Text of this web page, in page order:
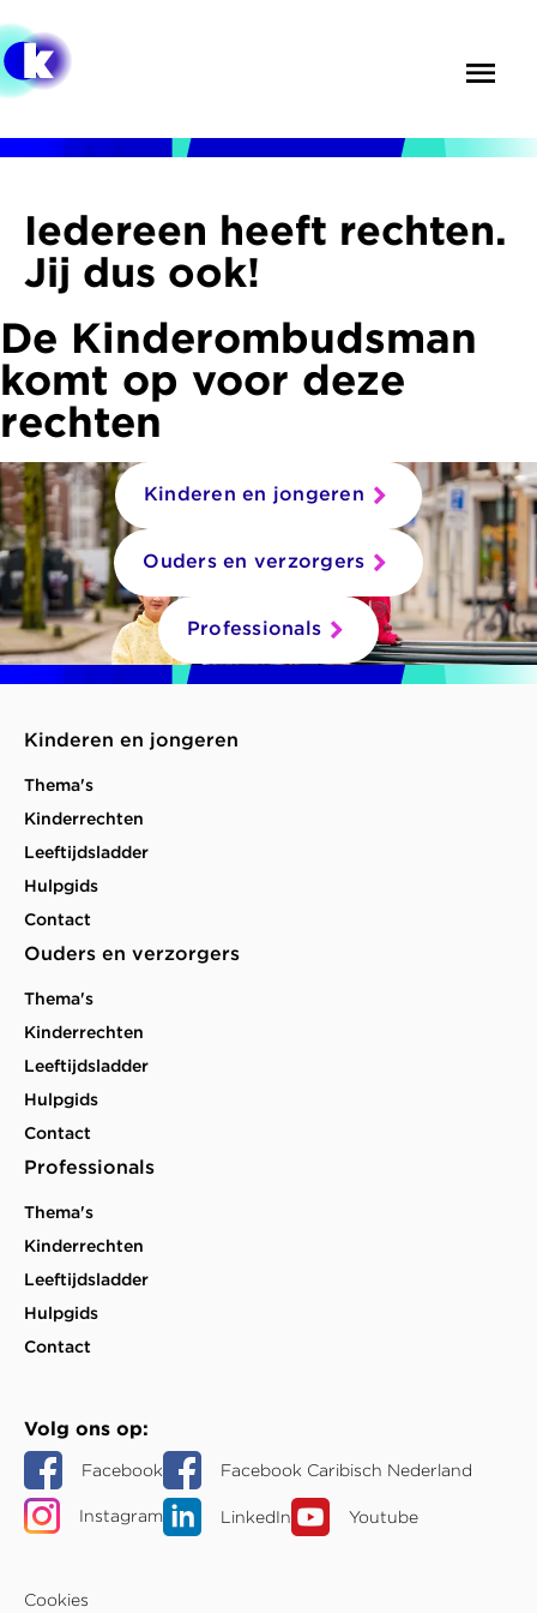
en
naar
inhoud
Iedereen heeft rechten.
Jij dus ook!
De Kinderombudsman
komt op voor deze
rechten
Kinderen en jongeren
Ouders en verzorgers
Professionals
Kinderen en jongeren
Thema's
Kinderrechten
Leeftijdsladder
Hulpgids
Contact
Ouders en verzorgers
Thema's
Kinderrechten
Leeftijdsladder
Hulpgids
Contact
Professionals
Thema's
Kinderrechten
Leeftijdsladder
Hulpgids
Contact
Volg ons op
Facebook Facebook Caribisch Nederland
Instagram LinkedIn Youtube
Cookies